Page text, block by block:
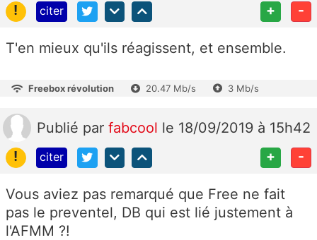
!
citer + -
T'en mieux qu'ils réagissent, et ensemble.
Freebox révolution 20.47 Mb/s 3 Mb/s
Publié par fabcool le 18/09/2019 à 15h42
!
citer + -
Vous aviez pas remarqué que Free ne fait
pas le preventel, DB qui est lié justement à
l'AFMM ?!